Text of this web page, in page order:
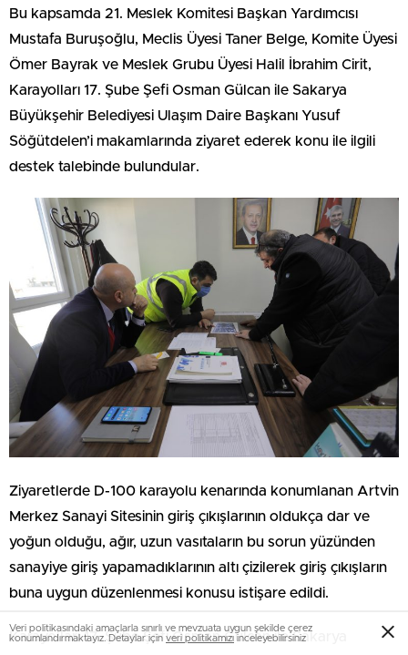
Bu kapsamda 21. Meslek Komitesi Başkan Yardımcısı
Mustafa Buruşoğlu, Meclis Üyesi Taner Belge, Komite Üyesi
Ömer Bayrak ve Meslek Grubu Üyesi Halil İbrahim Cirit,
Karayolları 17. Şube Şefi Osman Gülcan ile Sakarya
Büyükşehir Belediyesi Ulaşım Daire Başkanı Yusuf
Söğütdelen’i makamlarında ziyaret ederek konu ile ilgili
destek talebinde bulundular.
Ziyaretlerde D-100 karayolu kenarında konumlanan Artvin
Merkez Sanayi Sitesinin giriş çıkışlarının oldukça dar ve
yoğun olduğu, ağır, uzun vasıtaların bu sorun yüzünden
sanayiye giriş yapamadıklarının altı çizilerek giriş çıkışların
buna uygun düzenlenmesi konusu istişare edildi.
Karayolları 17. Şube Şefi Osman Gülcan ile Sakarya
Veri politikasındaki amaçlarla sınırlı ve mevzuata uygun şekilde çerez
konumlandırmaktayız. Detaylar için veri politikamızı inceleyebilirsiniz